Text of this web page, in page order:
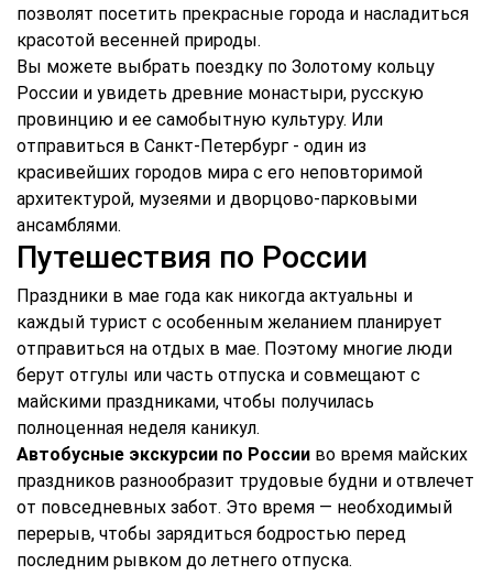
позволят посетить прекрасные города и насладиться
красотой весенней природы.
Вы можете выбрать поездку по Золотому кольцу
России и увидеть древние монастыри, русскую
провинцию и ее самобытную культуру. Или
отправиться в Санкт-Петербург - один из
красивейших городов мира с его неповторимой
архитектурой, музеями и дворцово-парковыми
ансамблями.
Путешествия по России
Праздники в мае года как никогда актуальны и
каждый турист с особенным желанием планирует
отправиться на отдых в мае. Поэтому многие люди
берут отгулы или часть отпуска и совмещают с
майскими праздниками, чтобы получилась
полноценная неделя каникул.
Автобусные экскурсии по России во время майских
праздников разнообразит трудовые будни и отвлечет
от повседневных забот. Это время — необходимый
перерыв, чтобы зарядиться бодростью перед
последним рывком до летнего отпуска.